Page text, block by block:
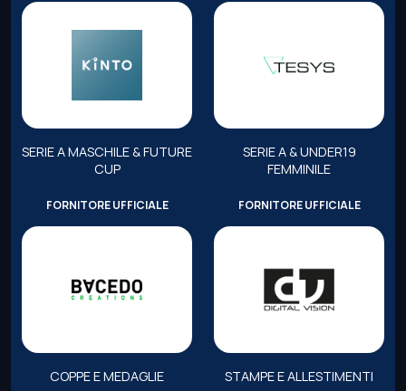
SERIE A MASCHILE & FUTURE
CUP
SERIE A & UNDER19
FEMMINILE
FORNITORE UFFICIALE
COPPE E MEDAGLIE
FORNITORE UFFICIALE
STAMPE E ALLESTIMENTI